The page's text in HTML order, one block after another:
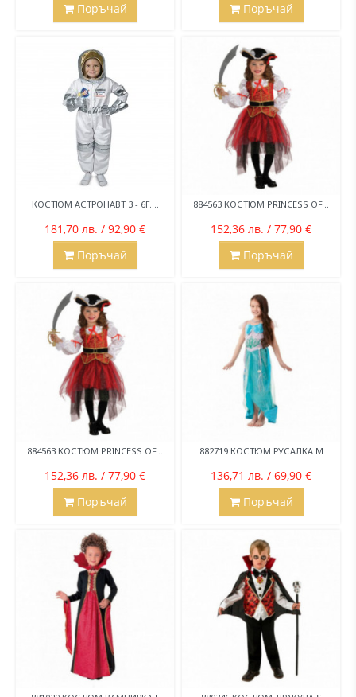
Поръчай
Поръчай
КОСТЮМ АСТРОНАВТ 3 - 6Г....
181,70 лв. / 92,90 €
Поръчай
884563 КОСТЮМ PRINCESS OF...
152,36 лв. / 77,90 €
Поръчай
884563 КОСТЮМ PRINCESS OF...
152,36 лв. / 77,90 €
Поръчай
882719 КОСТЮМ РУСАЛКА M
136,71 лв. / 69,90 €
Поръчай